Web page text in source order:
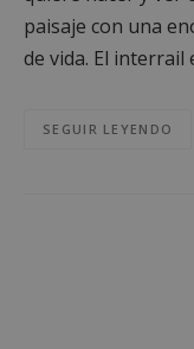
paisaje con una
de vida. El interrail
SEGUIR LEYENDO